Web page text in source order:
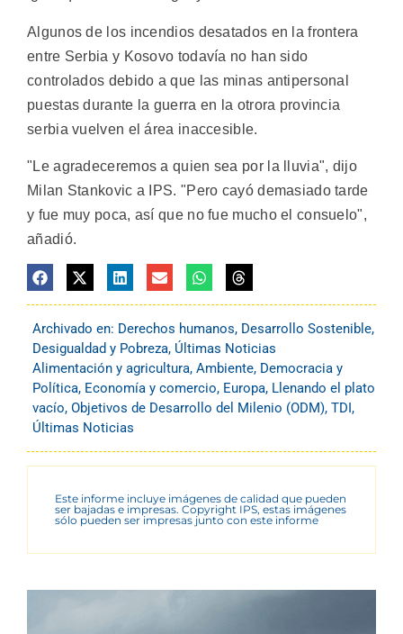
Algunos de los incendios desatados en la frontera
entre Serbia y Kosovo todavía no han sido
controlados debido a que las minas antipersonal
puestas durante la guerra en la otrora provincia
serbia vuelven el área inaccesible.
"Le agradeceremos a quien sea por la lluvia", dijo
Milan Stankovic a IPS. "Pero cayó demasiado tarde
y fue muy poca, así que no fue mucho el consuelo",
añadió.
Archivado en: Derechos humanos, Desarrollo Sostenible,
Desigualdad y Pobreza, Últimas Noticias
Alimentación y agricultura, Ambiente, Democracia y
Política, Economía y comercio, Europa, Llenando el plato
vacío, Objetivos de Desarrollo del Milenio (ODM), TDI,
Últimas Noticias
Este informe incluye imágenes de calidad que pueden
ser bajadas e impresas. Copyright IPS, estas imágenes
sólo pueden ser impresas junto con este informe